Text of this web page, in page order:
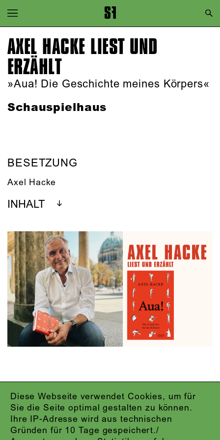
Zur Hauptnavigation springen
Zum Hauptinhalt springen
Zum Footer springen
Diese Webseite verwendet Cookies, um für
Sie die Seite optimal gestalten zu können.
Ihre IP-Adresse wird aus technischen
Gründen für 10 Tage gespeichert./
AXEL HACKE LIEST UND
ERZÄHLT
»Aua! Die Geschichte meines Körpers«
Schauspielhaus
BESETZUNG
Axel Hacke
INHALT
IMPRESSUM
DATENSCHUTZ
AGB
KONTAKT